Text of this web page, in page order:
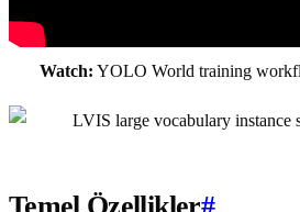
Watch: YOLO World training